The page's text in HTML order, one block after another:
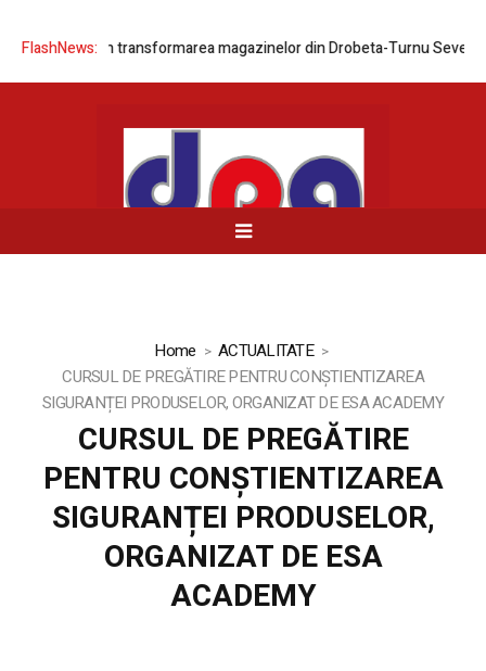
FlashNews:
rețelei prin transformarea magazinelor din Drobeta-Turnu Severin și
Home
ACTUALITATE
CURSUL DE PREGĂTIRE PENTRU CONȘTIENTIZAREA
SIGURANȚEI PRODUSELOR, ORGANIZAT DE ESA ACADEMY
CURSUL DE PREGĂTIRE
PENTRU CONȘTIENTIZAREA
SIGURANȚEI PRODUSELOR,
ORGANIZAT DE ESA
ACADEMY